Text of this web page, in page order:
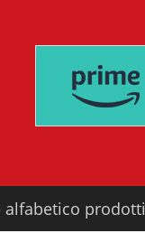
alfabetico prodotti